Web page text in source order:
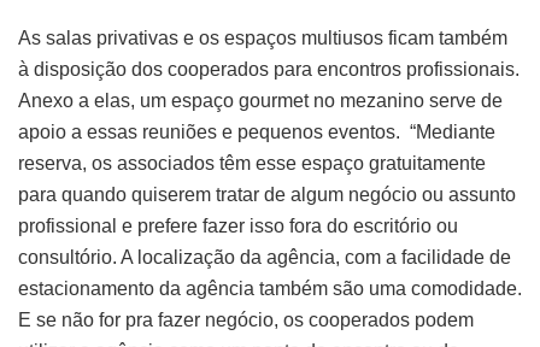
As salas privativas e os espaços multiusos ficam também
à disposição dos cooperados para encontros profissionais.
Anexo a elas, um espaço gourmet no mezanino serve de
apoio a essas reuniões e pequenos eventos. “Mediante
reserva, os associados têm esse espaço gratuitamente
para quando quiserem tratar de algum negócio ou assunto
profissional e prefere fazer isso fora do escritório ou
consultório. A localização da agência, com a facilidade de
estacionamento da agência também são uma comodidade.
E se não for pra fazer negócio, os cooperados podem